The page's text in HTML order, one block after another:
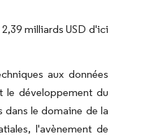
milliards USD d'ici
aux données
le développement du
le domaine de la
l'avènement de